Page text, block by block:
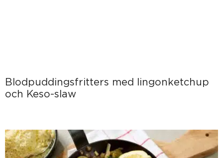
Blodpuddingsfritters med lingonketchup
och Keso-slaw